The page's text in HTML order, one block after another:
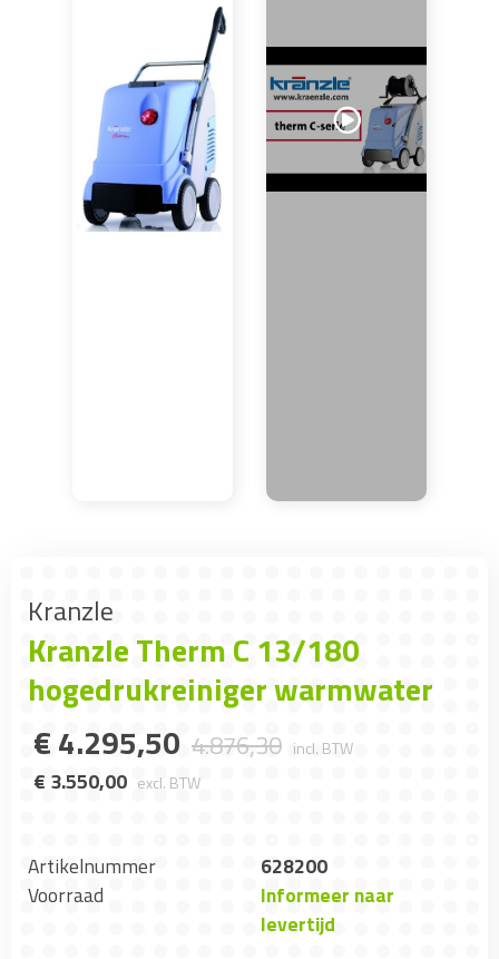
Kranzle
Kranzle Therm C 13/180
hogedrukreiniger warmwater
€4.295,50 4.876,30 incl. BTW
€ 3.550,00 excl. BTW
Artikelnummer
628200
Voorraad
Informeer naar
levertijd